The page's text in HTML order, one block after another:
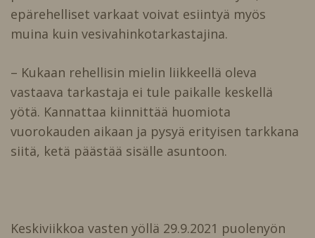
epärehelliset varkaat voivat esiintyä myös
muina kuin vesivahinkotarkastajina.
– Kukaan rehellisin mielin liikkeellä oleva
vastaava tarkastaja ei tule paikalle keskellä
yötä. Kannattaa kiinnittää huomiota
vuorokauden aikaan ja pysyä erityisen tarkkana
siitä, ketä päästää sisälle asuntoon.
Keskiviikkoa vasten yöllä 29.9.2021 puolenyön